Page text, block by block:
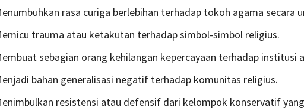
rasa curiga berlebihan terhadap tokoh agama secara
trauma atau ketakutan terhadap simbol-simbol religius.
sebagian orang kehilangan kepercayaan terhadap institusi
bahan generalisasi negatif terhadap komunitas religius.
resistensi atau defensif dari kelompok konservatif